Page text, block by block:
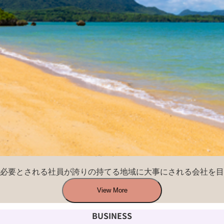
CONCEPT
要とされる社員が誇りの持てる地域に大事にされる会社を
View More
BUSINESS